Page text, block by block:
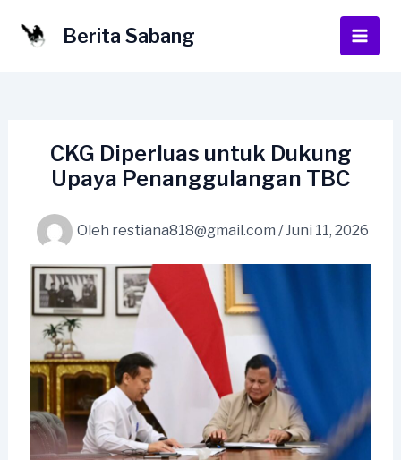
Berita Sabang
Main
CKG Diperluas untuk Dukung
Upaya Penanggulangan TBC
Oleh restiana818@gmail.com /Juni 11, 2026